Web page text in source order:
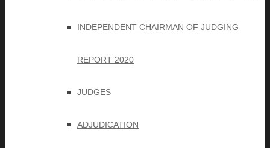
INDEPENDENT CHAIRMAN OF JUDGING
REPORT 2020
JUDGES
ADJUDICATION